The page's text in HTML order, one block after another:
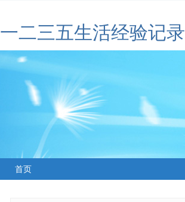
一二三五生活经验记录
首页